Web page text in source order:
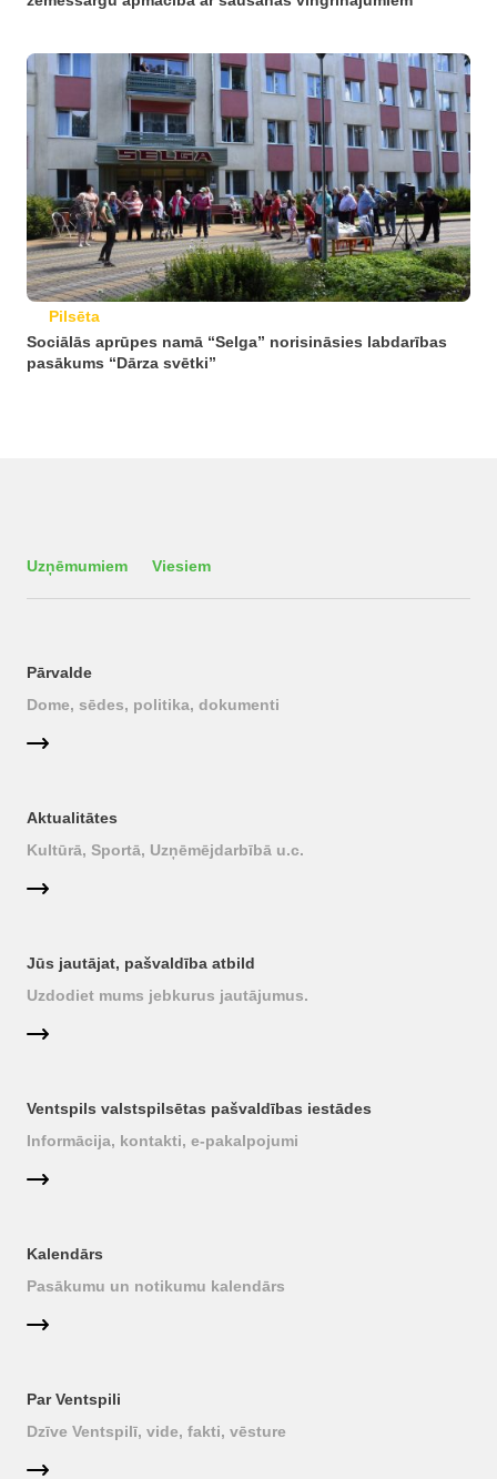
Pilsēta
Sociālās aprūpes namā “Selga” norisināsies labdarības
pasākums “Dārza svētki”
Uzņēmumiem Viesiem
Pārvalde
Dome, sēdes, politika, dokumenti
Aktualitātes
Kultūrā, Sportā, Uzņēmējdarbībā u.c.
Jūs jautājat, pašvaldība atbild
Uzdodiet mums jebkurus jautājumus.
Ventspils valstspilsētas pašvaldības iestādes
Informācija, kontakti, e-pakalpojumi
Kalendārs
Pasākumu un notikumu kalendārs
Par Ventspili
Dzīve Ventspilī, vide, fakti, vēsture